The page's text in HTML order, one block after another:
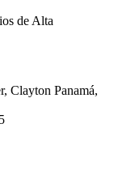
de Alta
Clayton Panamá,